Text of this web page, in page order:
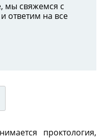
мы свяжемся с
ответим на все
проктология,